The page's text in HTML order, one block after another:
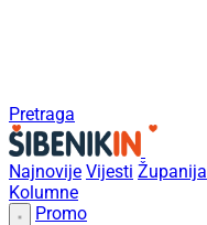
Pretraga
Najnovije Vijesti Županija
Kolumne
Promo